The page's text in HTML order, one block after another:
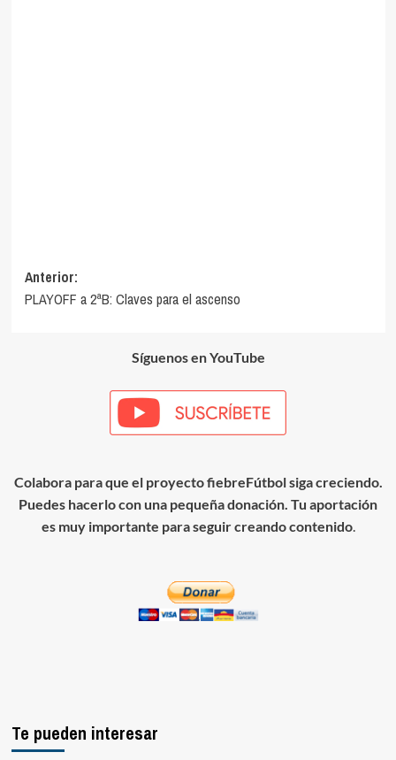
Navegación
de
Anterior:
PLAYOFF a 2ªB: Claves para el ascenso
Síguenos en YouTube
Colabora para que el proyecto fiebreFútbol siga creciendo.
Puedes hacerlo con una pequeña donación. Tu aportación
es muy importante para seguir creando contenido.
Te pueden interesar